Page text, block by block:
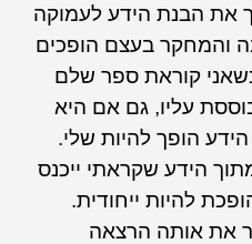
את הבנת הידע לעמוקה
והמחקר בעצם הופכים
קוראת ספר שלם
עליו, גם אם היא
דקות, הידע הופך להיות שלי.
הידע שקראתי ייכנס
להיות ייחודית.
את אותה הרצאה